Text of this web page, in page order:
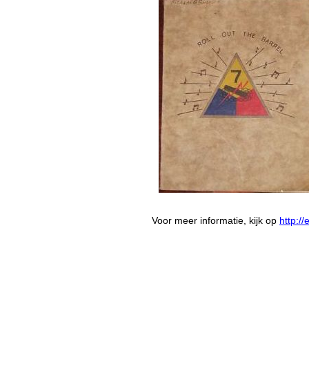
Voor meer informatie, kijk op http://